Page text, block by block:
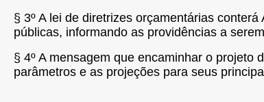
§ 3º A lei de diretrizes orçamentárias
públicas, informando as providências a
§ 4º A mensagem que encaminhar o
parâmetros e as projeções para seus